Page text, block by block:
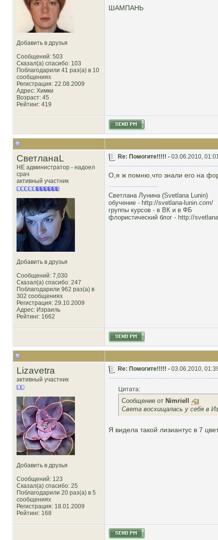
Добавить в друзья
Сообщений: 503
Сказал(а) спасибо: 103
Поблагодарили 41 раз(а) в 10
сообщениях
Регистрация: 22.08.2009
Адрес: Химки
Возраст: 45
Рейтинг: 419
ШАМПАНЬ
СветланаL
НЕ администратор - надоел
срач
активный участник
Добавить в друзья
Сообщений: 7,030
Сказал(а) спасибо: 247
Поблагодарили 962 раз(а) в
302 сообщениях
Регистрация: 29.10.2009
Адрес: Израиль
Рейтинг: 1662
Re: Помогите!!!!! - 03.06.2010,
О,я ж помню,что знали его на
Светлана Лунина (Svetlana Lunin)
обучение - http://svetlana-lunin.com/
группы курсов - в ВК и в ФБ
флористический блог - http://
Lizavetra
активный участник
Добавить в друзья
Сообщений: 123
Сказал(а) спасибо: 25
Поблагодарили 20 раз(а) в 5
сообщениях
Регистрация: 18.01.2009
Рейтинг: 168
Re: Помогите!!!!! - 03.06.2010,
Цитата:
Сообщение от Nimriell
Света восхищалась у себя в
Я видела такой лизиантус в 7